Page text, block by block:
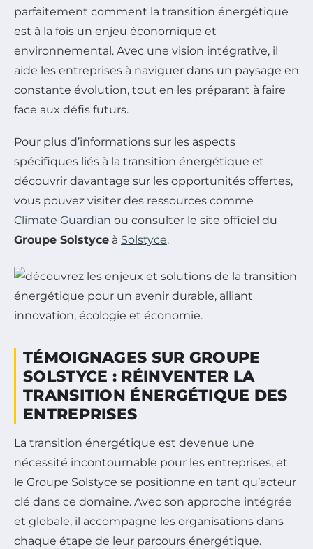
parfaitement comment la transition énergétique
est à la fois un enjeu économique et
environnemental. Avec une vision intégrative, il
aide les entreprises à naviguer dans un paysage en
constante évolution, tout en les préparant à faire
face aux défis futurs.
Pour plus d’informations sur les aspects
spécifiques liés à la transition énergétique et
découvrir davantage sur les opportunités offertes,
vous pouvez visiter des ressources comme
Climate Guardian ou consulter le site officiel du
Groupe Solstyce à Solstyce.
TÉMOIGNAGES SUR GROUPE
SOLSTYCE : RÉINVENTER LA
TRANSITION ÉNERGÉTIQUE DES
ENTREPRISES
La transition énergétique est devenue une
nécessité incontournable pour les entreprises, et
le Groupe Solstyce se positionne en tant qu’acteur
clé dans ce domaine. Avec son approche intégrée
et globale, il accompagne les organisations dans
chaque étape de leur parcours énergétique.